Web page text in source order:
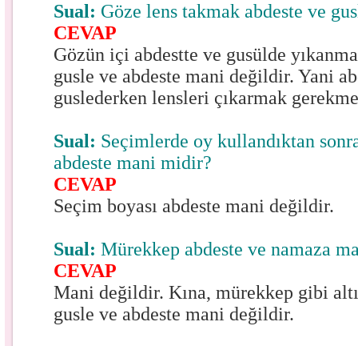
Sual: Göze lens takmak abdeste ve
CEVAP
Gözün içi abdestte ve gusülde
gusle ve abdeste mani değildir. Yani
guslederken lensleri çıkarmak
Sual: Seçimlerde oy kullandıktan
abdeste mani midir?
CEVAP
Seçim boyası abdeste mani değildir.
Sual:Mürekkep abdeste ve namaza
CEVAP
Mani değildir. Kına, mürekkep gibi
gusle ve abdeste mani değildir.